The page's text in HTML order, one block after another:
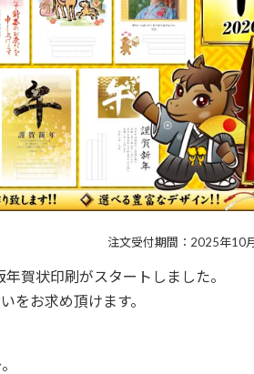
注文受付期間：2025年10
賀状印刷がスタートしました。
をお求め頂けます。